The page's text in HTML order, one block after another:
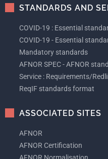
STANDARDS AND
COVID-19 : Essential
COVID-19 - Essential
Mandatory standards
AFNOR SPEC - AFNOR
Service : Requirements/
ReqIF standards format
ASSOCIATED SITES
AFNOR
AFNOR Certification